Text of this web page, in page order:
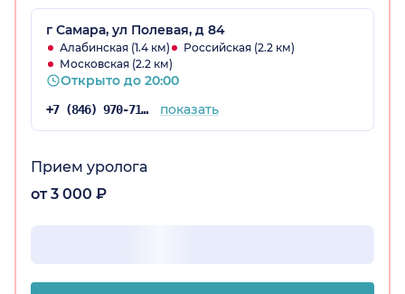
г Самара, ул Полевая, д 84
Алабинская (1.4 км)
Российская (2.2 км)
Московская (2.2 км)
Открыто до 20:00
+7 (846) 970-71-85 показать
Прием уролога
от 3 000 ₽